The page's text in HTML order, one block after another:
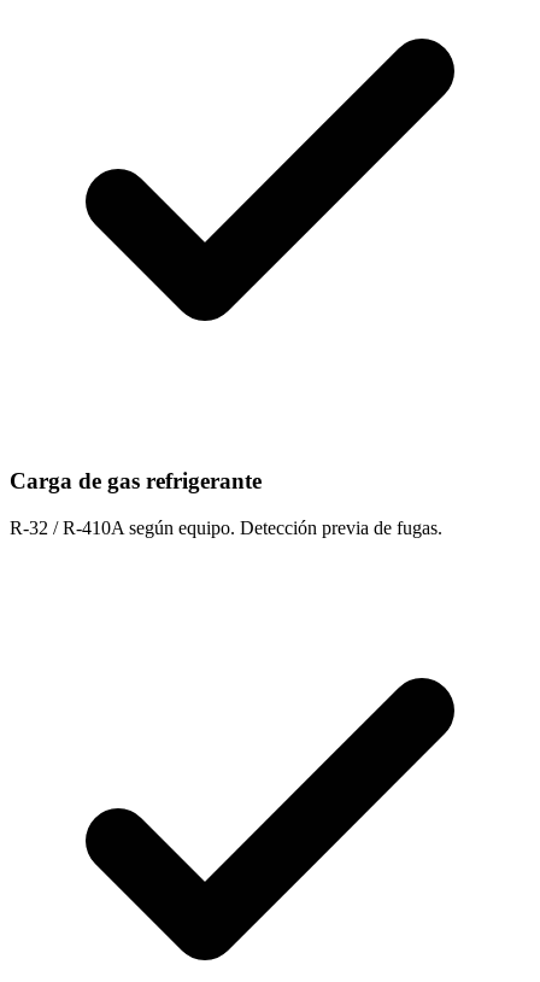
Carga de gas refrigerante
R-32 / R-410A según equipo. Detección previa de fugas.